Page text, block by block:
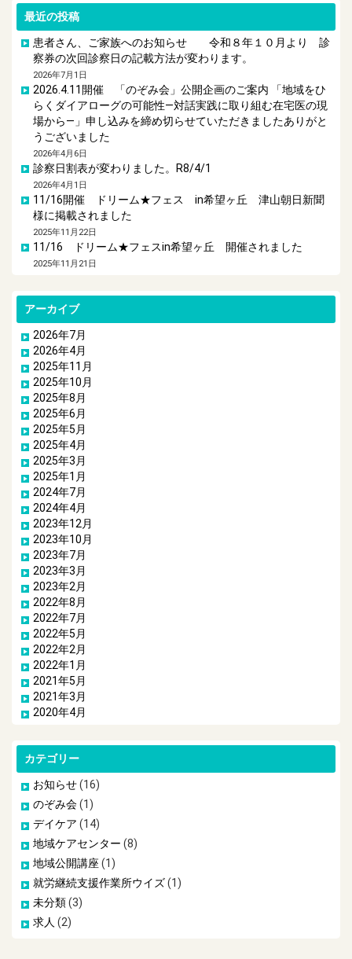
最近の投稿
患者さん、ご家族へのお知らせ 令和８年１０月より 診
察券の次回診察日の記載方法が変わります。
2026年7月1日
2026.4.11開催 「のぞみ会」公開企画のご案内 「地域をひ
らくダイアローグの可能性―対話実践に取り組む在宅医の現
場から―」申し込みを締め切らせていただきましたありがと
うございました
2026年4月6日
診察日割表が変わりました。R8/4/1
2026年4月1日
11/16開催 ドリーム★フェス in希望ヶ丘 津山朝日新聞
様に掲載されました
2025年11月22日
11/16 ドリーム★フェスin希望ヶ丘 開催されました
2025年11月21日
アーカイブ
2026年7月
2026年4月
2025年11月
2025年10月
2025年8月
2025年6月
2025年5月
2025年4月
2025年3月
2025年1月
2024年7月
2024年4月
2023年12月
2023年10月
2023年7月
2023年3月
2023年2月
2022年8月
2022年7月
2022年5月
2022年2月
2022年1月
2021年5月
2021年3月
2020年4月
カテゴリー
お知らせ(16)
のぞみ会(1)
デイケア (14)
地域ケアセンター (8)
地域公開講座 (1)
就労継続支援作業所ウイズ(1)
未分類(3)
求人 (2)